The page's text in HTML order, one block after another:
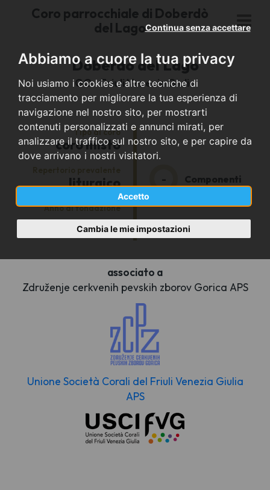
Abbiamo a cuore la tua privacy
Noi usiamo i cookies e altre tecniche di
tracciamento per migliorare la tua esperienza di
navigazione nel nostro sito, per mostrarti
contenuti personalizzati e annunci mirati, per
analizzare il traffico sul nostro sito, e per capire da
dove arrivano i nostri visitatori.
Accetto
Continua senza accettare
Cambia le mie impostazioni
Coro parrocchiale di Doberdò
del Lago
Doberdò del Lago
GO - Friuli Venezia Giulia
Tipo di coro
coro misto
liturgico
Anno di fondazione
-
- Componenti
associato a
Združenje cerkvenih pevskih zborov Gorica APS
Unione Società Corali del Friuli Venezia Giulia
APS